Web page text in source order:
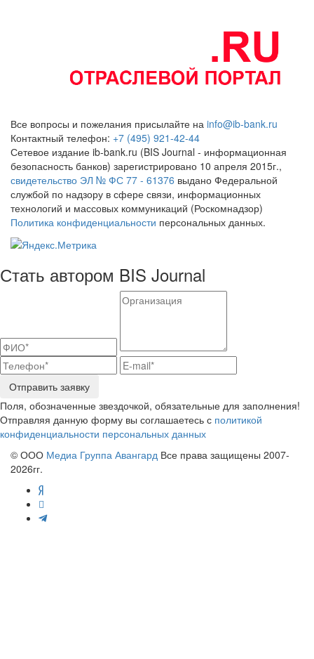
Все вопросы и пожелания присылайте на info@ib-bank.ru
Контактный телефон: +7 (495) 921-42-44
Сетевое издание ib-bank.ru (BIS Journal - информационная
безопасность банков) зарегистрировано 10 апреля 2015г.,
свидетельство ЭЛ № ФС 77 - 61376 выдано Федеральной
службой по надзору в сфере связи, информационных
технологий и массовых коммуникаций (Роскомнадзор)
Политика конфиденциальности персональных данных.
Стать автором BIS Journal
Отправить заявку
Поля, обозначенные звездочкой, обязательные для заполнения!
Отправляя данную форму вы соглашаетесь с политикой
конфиденциальности персональных данных
© ООО Медиа Группа Авангард Все права защищены 2007-
2026гг.